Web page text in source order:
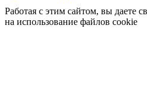
Работая с этим сайтом, вы даете
на использование файлов cookie